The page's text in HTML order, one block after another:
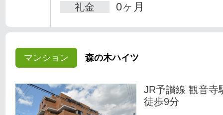
礼金 0ヶ月
マンション 森の木ハイツ
JR予讃線 観音寺
徒歩9分